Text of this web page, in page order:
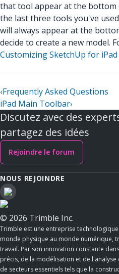
that tool appear at the
the last three tools you've
will always appear at the
decide to create a new model.
Customizing SketchUp for iPad
‹Frequently Asked Questions
iPad Main Toolbar›
Discutez avec des
partagez des idées
Rejoindre le forum
NOUS REJOINDRE
© 2026 Trimble Inc.
Trimble est une entreprise
monde physique au monde numérique,
travail. Par son innovation constante
précis, de la modélisation et de
de secteurs essentiels tels que la